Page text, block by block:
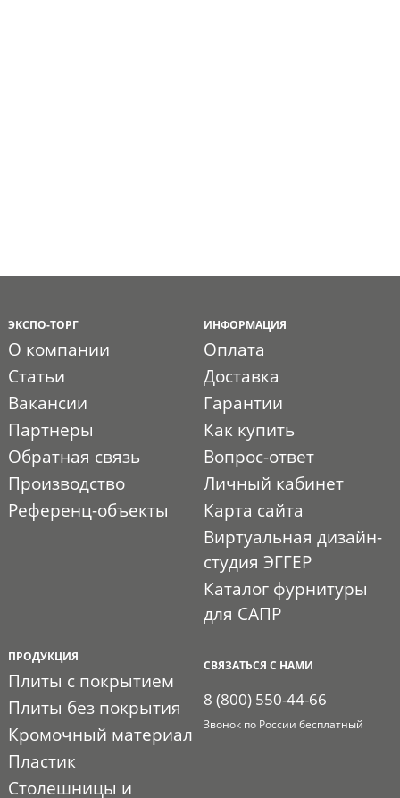
ЭКСПО-ТОРГ
О компании
Статьи
Вакансии
Партнеры
Обратная связь
Производство
Референц-объекты
ИНФОРМАЦИЯ
Оплата
Доставка
Гарантии
Как купить
Вопрос-ответ
Личный кабинет
Карта сайта
Виртуальная дизайн-
студия ЭГГЕР
Каталог фурнитуры
для САПР
ПРОДУКЦИЯ
Плиты с покрытием
Плиты без покрытия
Кромочный материал
Пластик
Столешницы и
СВЯЗАТЬСЯ С НАМИ
8 (800) 550-44-66
Звонок по России бесплатный